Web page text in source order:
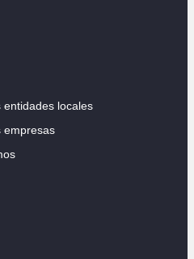
entidades locales
empresas